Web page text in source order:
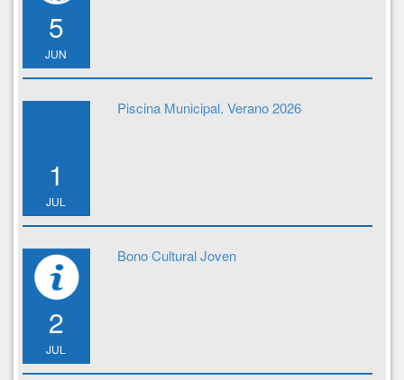
5
JUN
1
JUL
Piscina Municipal. Verano 2026
2
JUL
Bono Cultural Joven